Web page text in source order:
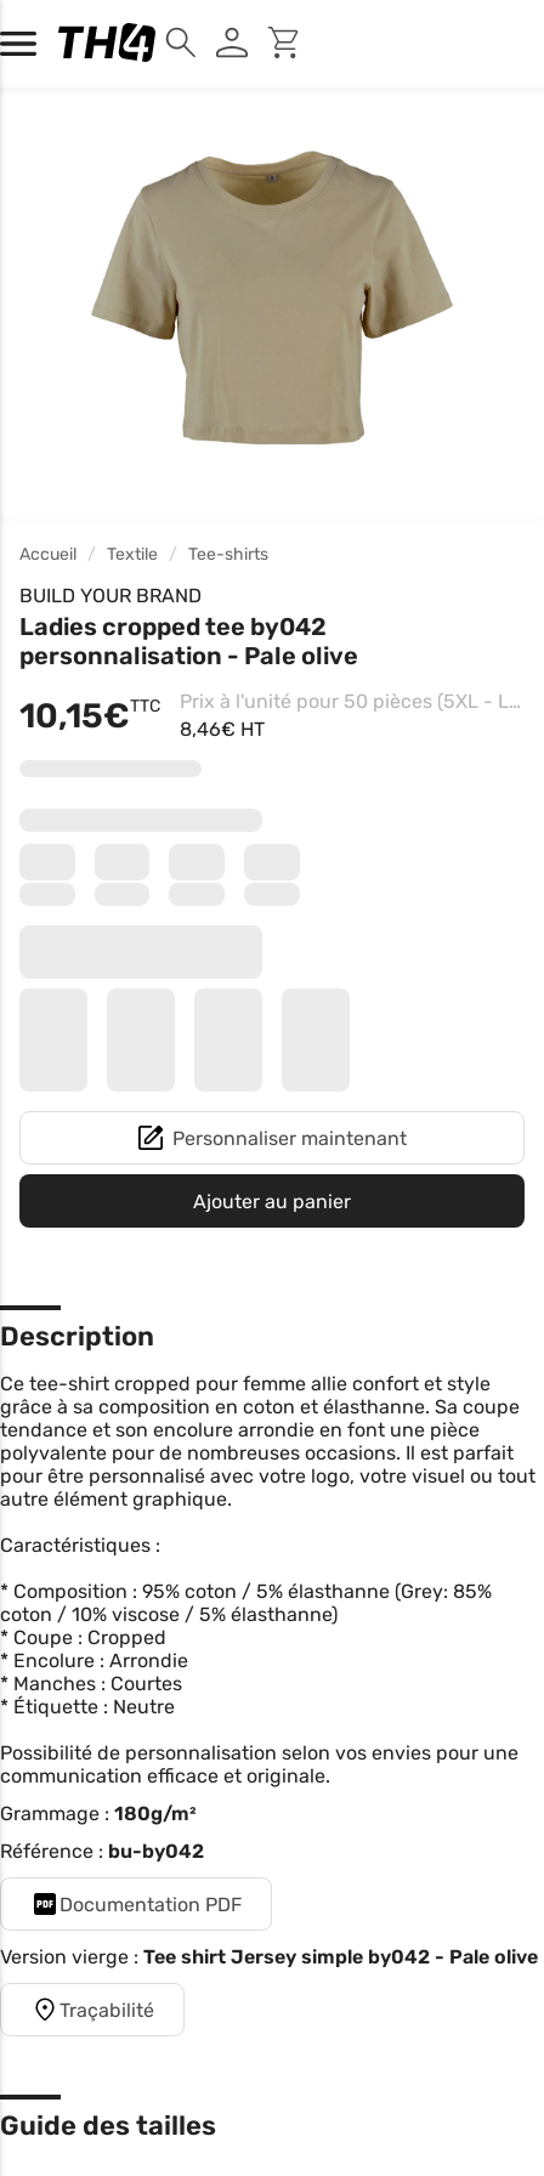
Accueil Textile Tee-shirts
BUILD YOUR BRAND
Ladies cropped tee by042
personnalisation - Pale olive
10,15€TTC
Prix à l'unité pour 50 pièces (5XL - Light Navy, Impression coeur)
8,46€ HT
Personnaliser maintenant
Ajouter au panier
Description
Ce tee-shirt cropped pour femme allie confort et style
grâce à sa composition en coton et élasthanne. Sa coupe
tendance et son encolure arrondie en font une pièce
polyvalente pour de nombreuses occasions. Il est parfait
pour être personnalisé avec votre logo, votre visuel ou tout
autre élément graphique.
Caractéristiques :
* Composition : 95% coton / 5% élasthanne (Grey: 85%
coton / 10% viscose / 5% élasthanne)
* Coupe : Cropped
* Encolure : Arrondie
* Manches : Courtes
* Étiquette : Neutre
Possibilité de personnalisation selon vos envies pour une
communication efficace et originale.
Grammage : 180g/m²
Référence : bu-by042
Documentation PDF
Version vierge : Tee shirt Jersey simple by042 - Pale olive
Traçabilité
Guide des tailles